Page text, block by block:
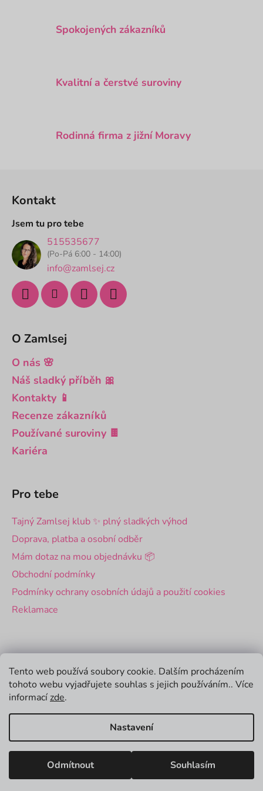
Tento web používá soubory cookie. Dalším procházením
tohoto webu vyjadřujete souhlas s jejich používáním.. Více
informací zde.
Nastavení
Odmítnout Souhlasím
í
p
k
y
i
Spokojených zákazníků
Kvalitní a čerstvé suroviny
Rodinná firma z jižní Moravy
Kontakt
Jsem tu pro tebe
515535677
(Po-Pá 6:00 - 14:00)
info@zamlsej.cz
O Zamlsej
O nás 🌸
Náš sladký příběh 🎀
Kontakty 📱
Recenze zákazníků
Používané suroviny 🍫
Kariéra
Pro tebe
Tajný Zamlsej klub ✨ plný sladkých výhod
Doprava, platba a osobní odběr
Mám dotaz na mou objednávku 📦
Obchodní podmínky
Podmínky ochrany osobních údajů a použití cookies
Reklamace
Velkoobchod
Firemní dárky
Vytvořil Shoptet
Copyright 2026Zamlsej
. Všechna práva vyhrazena.
Upravit nastavení cookies